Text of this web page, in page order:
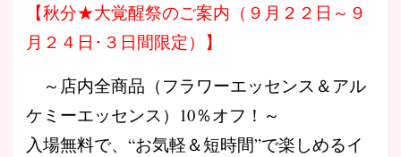
【秋分★大覚醒祭のご案内（９月２２日～９
月２４日･３日間限定）】
～店内全商品（フラワーエッセンス＆アル
ケミーエッセンス）10％オフ！～
入場無料で、“お気軽＆短時間”で楽しめるイ